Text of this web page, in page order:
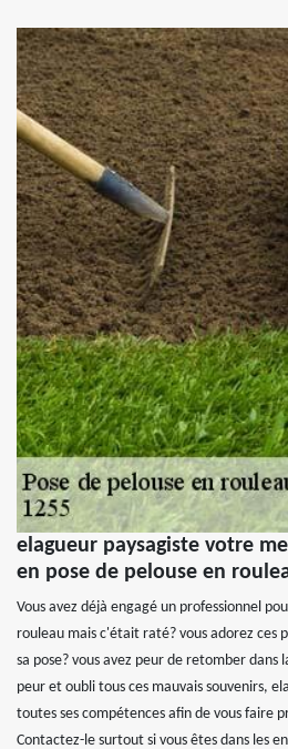
elagueur paysagiste votre
en pose de pelouse en
Vous avez déjà engagé un professionnel
rouleau mais c'était raté? vous adorez ces
sa pose? vous avez peur de retomber dans
peur et oubli tous ces mauvais souvenirs,
toutes ses compétences afin de vous faire
Contactez-le surtout si vous êtes dans les